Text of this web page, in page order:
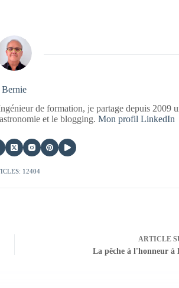
Bernie
de formation, je partage depuis 2009
et le blogging.Mon profil LinkedIn
12404
ARTICLE
La pêche à l'honneur à